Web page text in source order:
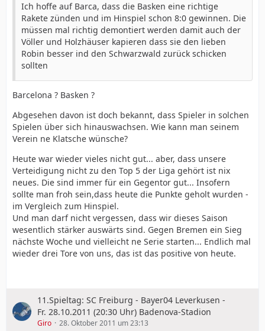
Ich hoffe auf Barca, dass die Basken eine richtige
Rakete zünden und im Hinspiel schon 8:0 gewinnen. Die
müssen mal richtig demontiert werden damit auch der
Völler und Holzhäuser kapieren dass sie den lieben
Robin besser ind den Schwarzwald zurück schicken
sollten
Barcelona ? Basken ?
Abgesehen davon ist doch bekannt, dass Spieler in solchen
Spielen über sich hinauswachsen. Wie kann man seinem
Verein ne Klatsche wünsche?
Heute war wieder vieles nicht gut... aber, dass unsere
Verteidigung nicht zu den Top 5 der Liga gehört ist nix
neues. Die sind immer für ein Gegentor gut... Insofern
sollte man froh sein,dass heute die Punkte geholt wurden -
im Vergleich zum Hinspiel.
Und man darf nicht vergessen, dass wir dieses Saison
wesentlich stärker auswärts sind. Gegen Bremen ein Sieg
nächste Woche und vielleicht ne Serie starten... Endlich mal
wieder drei Tore von uns, das ist das positive von heute.
11.Spieltag: SC Freiburg - Bayer04 Leverkusen -
Fr. 28.10.2011 (20:30 Uhr) Badenova-Stadion
Giro 28. Oktober 2011 um 23:13